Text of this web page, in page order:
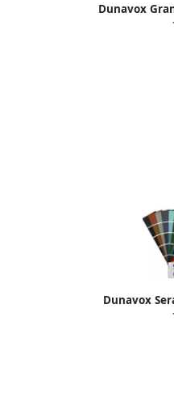
Dunavox
Dunavox